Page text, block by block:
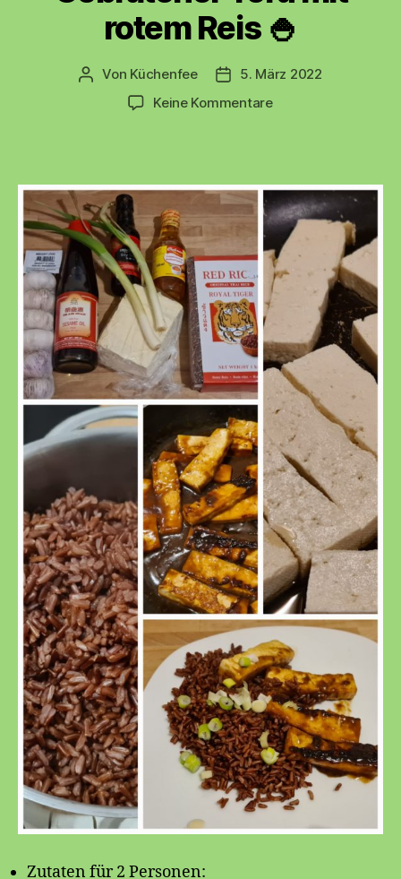
rotem Reis 🍚
Beitragsautor
Von Küchenfee Beitragsdatum
5. März 2022
Keine Kommentarezu
rotem
Reis
🍚
Zutaten für 2 Personen: